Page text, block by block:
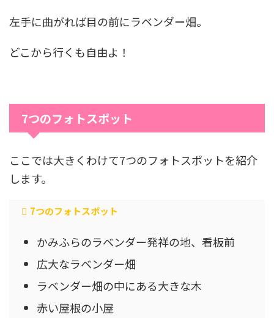
左手に曲がれば目の前にラベンダー畑。
どこから行くも自由よ！
7つのフォトスポット
ここでは大きくわけて7つのフォトスポットを紹介
します。
7つのフォトスポット
かみふらのラベンダー発祥の地、看板前
広大なラベンダー畑
ラベンダー畑の中にある大きな木
赤い屋根の小屋